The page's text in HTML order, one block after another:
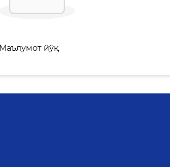
Маълумот йўқ